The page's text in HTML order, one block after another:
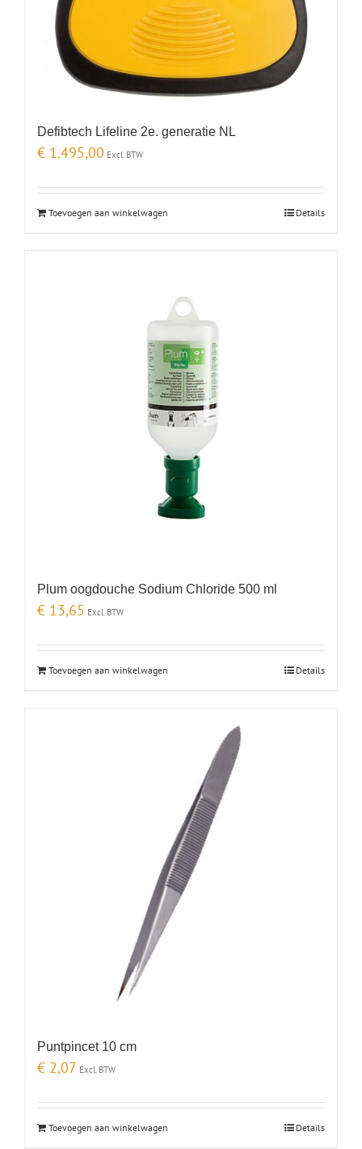
Defibtech Lifeline 2e. generatie NL
€ 1.495,00 Excl. BTW
Toevoegen aan winkelwagen Details
Plum oogdouche Sodium Chloride 500 ml
€ 13,65 Excl. BTW
Toevoegen aan winkelwagen Details
Puntpincet 10 cm
€ 2,07 Excl. BTW
Toevoegen aan winkelwagen Details